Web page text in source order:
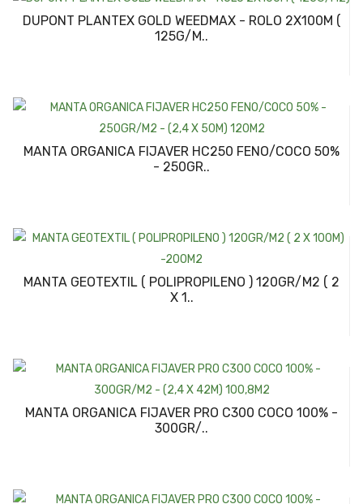
DUPONT PLANTEX GOLD WEEDMAX - ROLO 2X100M (
125G/M..
MANTA ORGANICA FIJAVER HC250 FENO/COCO 50%
- 250GR..
MANTA GEOTEXTIL ( POLIPROPILENO ) 120GR/M2 ( 2
X 1..
MANTA ORGANICA FIJAVER PRO C300 COCO 100% -
300GR/..